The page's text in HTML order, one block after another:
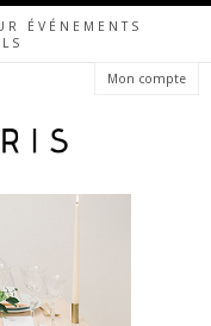
ÉVÉNEMENTS
Mon compte